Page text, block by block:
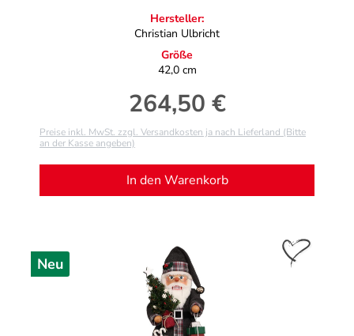
Hersteller:
Christian Ulbricht
Größe
42,0 cm
Regulärer Preis:
264,50 €
Preise inkl. MwSt. zzgl. Versandkosten ja nach Lieferland (Bitte
an der Kasse angeben)
In den Warenkorb
Neu